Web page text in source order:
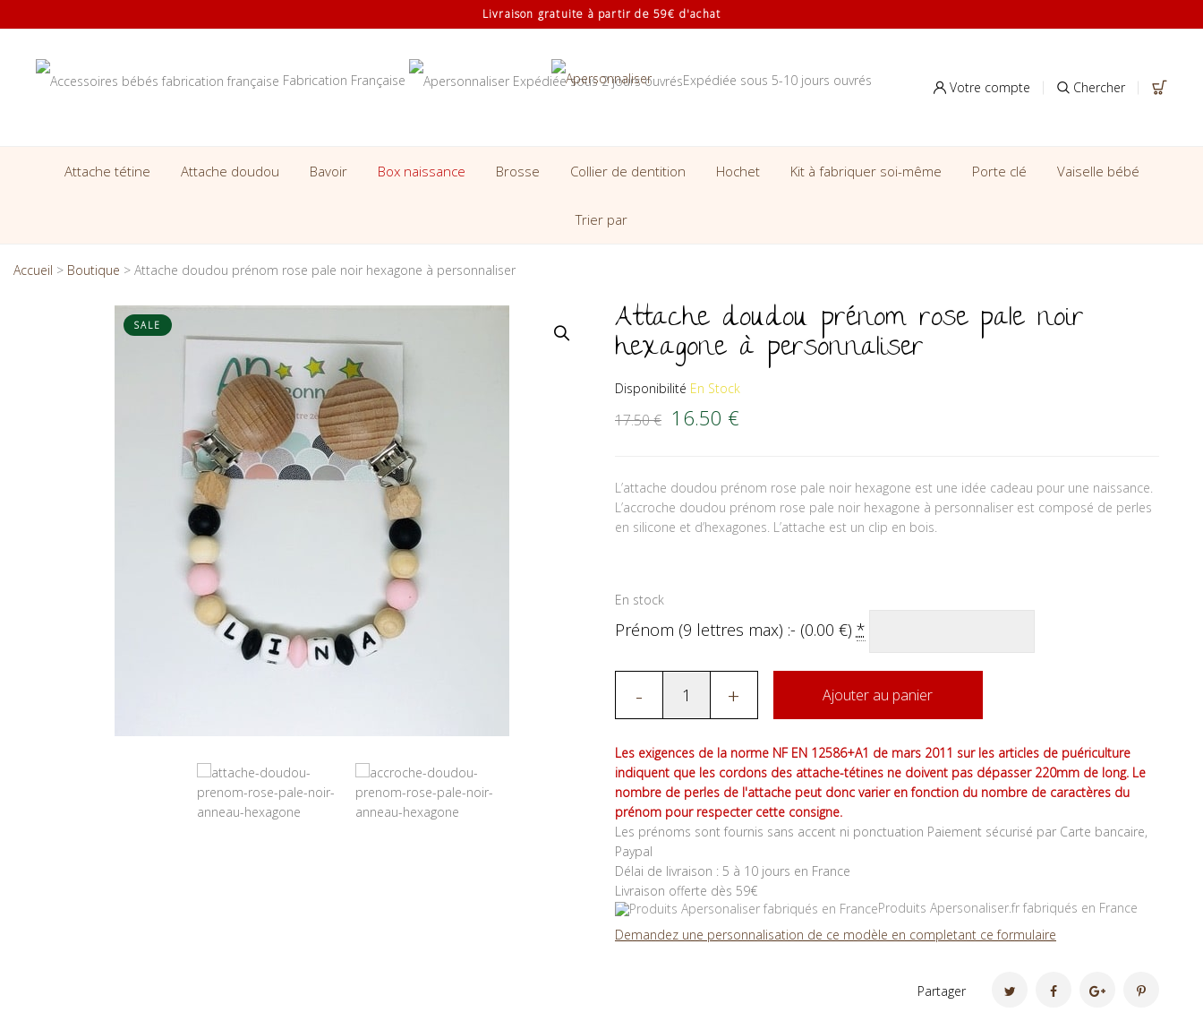
Livraison gratuite à partir de 59€ d'achat
Fabrication Française Expédiée sous 5-10 jours ouvrés Votre compte Chercher
Attache tétine Attache doudou Bavoir Box naissance Brosse Collier de dentition Hochet Kit à fabriquer soi-même Porte clé Vaiselle bébé
Trier par
Accueil > Boutique > Attache doudou prénom rose pale noir hexagone à personnaliser
SALE Attache doudou prénom rose pale noir
hexagone à personnaliser
Disponibilité En Stock
17.50€ Le prix initial était : 17.50 €.
16.50 €Le prix actuel est : 16.50 €.
L’attache doudou prénom rose pale noir hexagone est une idée cadeau pour une naissance.
L’accroche doudou prénom rose pale noir hexagone à personnaliser est composé de perles
en silicone et d’hexagones. L’attache est un clip en bois.
En stock
Prénom (9 lettres max) :- (0.00 €) *
- + Ajouter au panier
Les exigences de la norme NF EN 12586+A1 de mars 2011 sur les articles de puériculture
indiquent que les cordons des attache-tétines ne doivent pas dépasser 220mm de long. Le
nombre de perles de l'attache peut donc varier en fonction du nombre de caractères du
prénom pour respecter cette consigne.
Les prénoms sont fournis sans accent ni ponctuation Paiement sécurisé par Carte bancaire,
Paypal
Délai de livraison : 5 à 10 jours en France
Livraison offerte dès 59€
Produits Apersonaliser.fr fabriqués en France
Demandez une personnalisation de ce modèle en completant ce formulaire
Partager